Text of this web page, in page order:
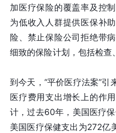
加医疗保险的覆盖率及控
为低收入人群提供医保补
险、禁止保险公司拒绝带
细致的保险计划，包括检查
到今天，“平价医疗法案”引
医疗费用支出增长上的作
计，过去60年，美国医疗
美国医疗保健支出为272